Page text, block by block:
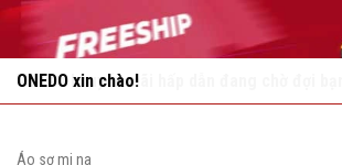
Vô vàn khuyến mãi hấp dẫn đang chờ đợi bạn!